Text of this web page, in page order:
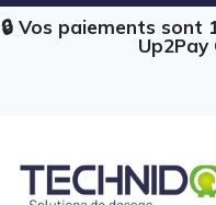
🔒 Vos paiements sont